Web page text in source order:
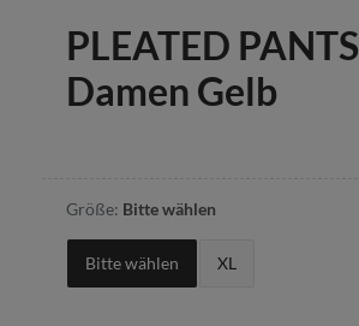
PLEATED PANTS
Damen Gelb
Größe: Bitte wählen
Bitte wählen XL